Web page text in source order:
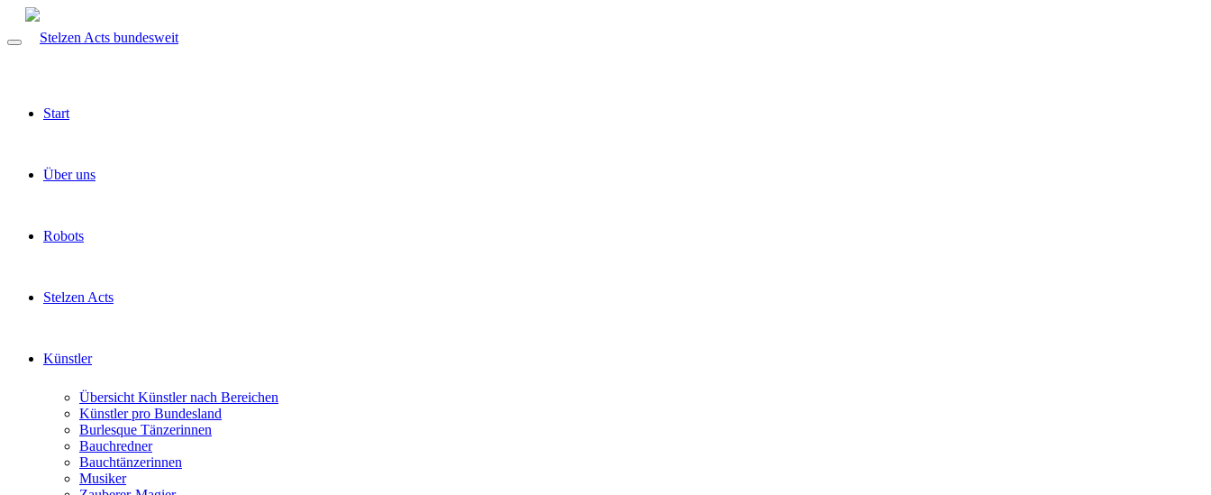
Start
Über uns
Robots
Stelzen Acts
Künstler
Übersicht Künstler nach Bereichen
Künstler pro Bundesland
Burlesque Tänzerinnen
Bauchredner
Bauchtänzerinnen
Musiker